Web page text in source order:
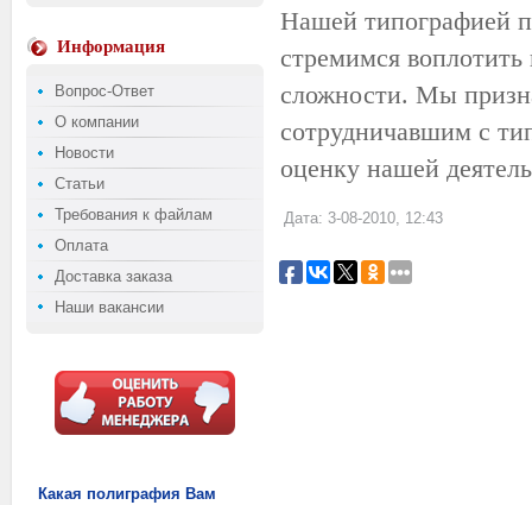
Информация
Вопрос-Ответ
О компании
Новости
Статьи
Требования к файлам
Оплата
Доставка заказа
Наши вакансии
Какая полиграфия Вам
Нашей типографией
стремимся
сложности. Мы
сотрудничавшим с
оценку нашей
Дата: 3-08-2010, 12:43